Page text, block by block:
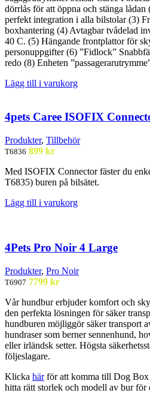
dörrlås för att öppna och stänga
perfekt integration i alla bilstolar (3)
boxhantering (4) Avtagbar tvådelad
40 C. (5) Hängande frontplattor för
personuppgifter (6) ”Fidlock”
redo (8) Enheten
Lägg till i varukorg
4pets Caree ISOFIX
Produkter, Tillbehör
T6836 899 kr
Med ISOFIX Connector fäster du
T6835) buren på bilsätet.
Lägg till i varukorg
4Pets Pro Noir 4 Large
Produkter, Pro Noir
T6907 7799 kr
Vårhundburerbjuder komfort och
den perfekta lösningen för säker
hundburen möjliggör säkertransport
hundrasersom berner sennenhund,
ellerirländsk setter. Högsta
följeslagare.
Klicka härför att komma till Dog Box
hitta rätt storlek och modell av bur för